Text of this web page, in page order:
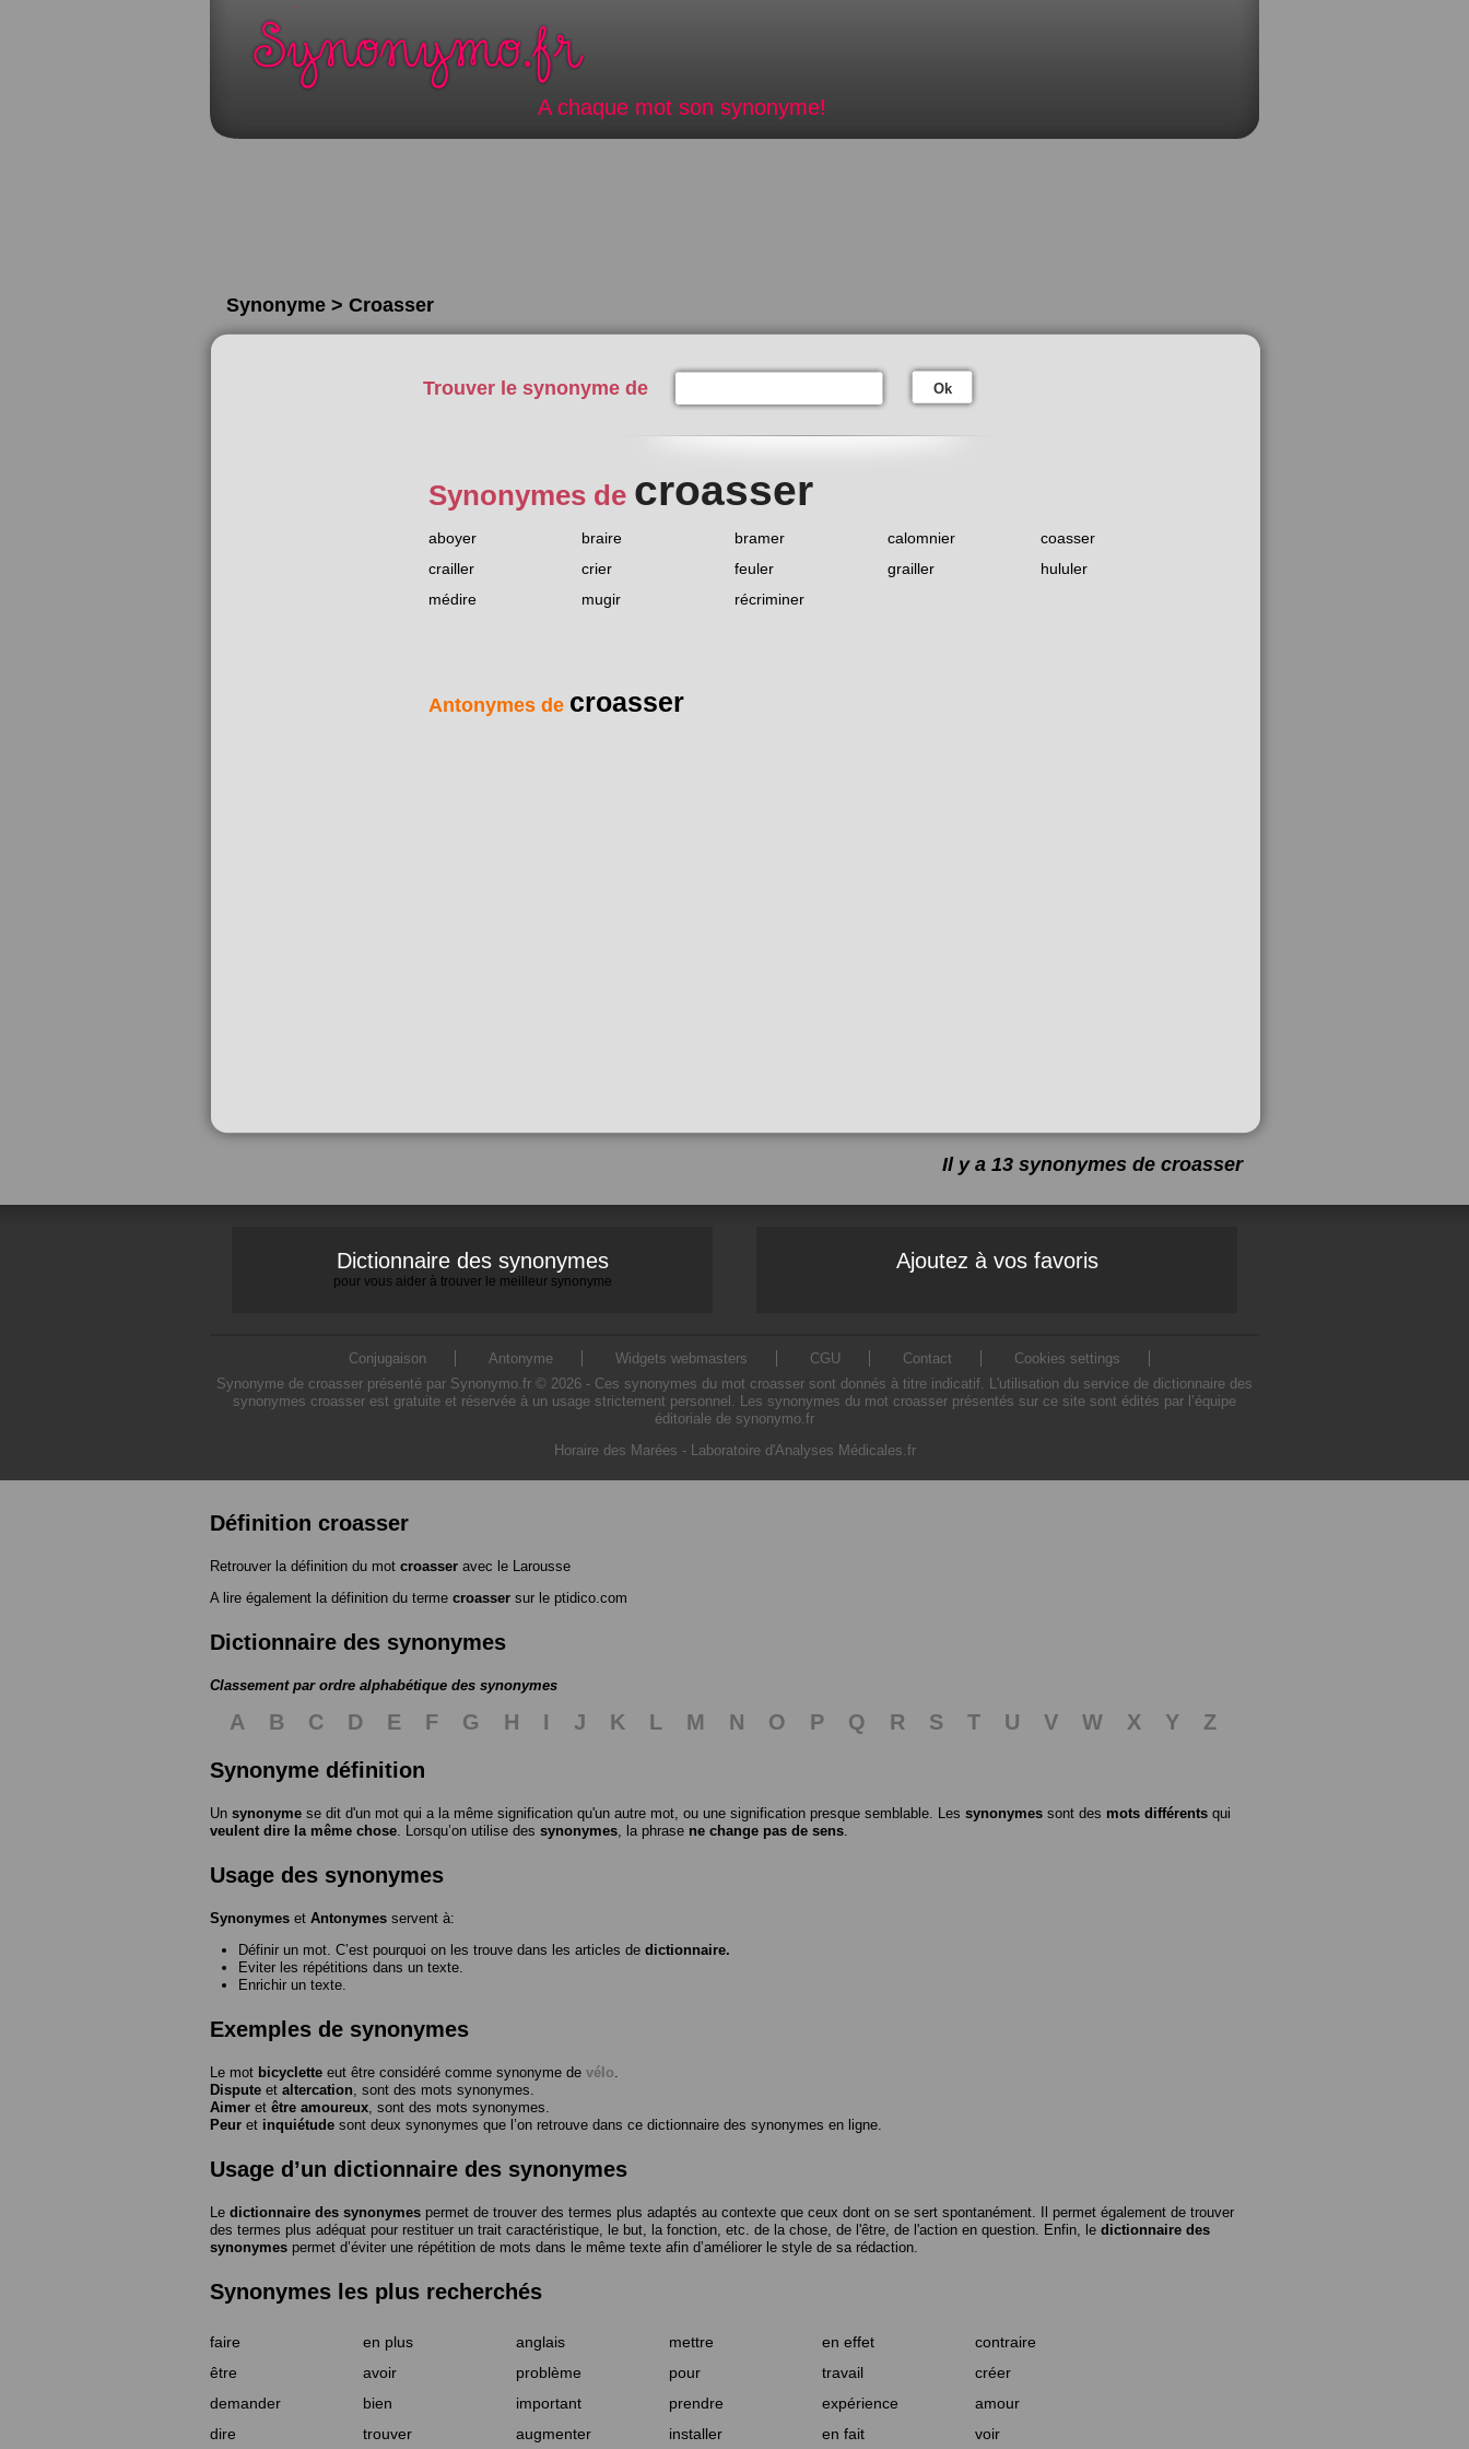
A chaque mot son synonyme!
Synonyme > Croasser
Trouver le synonyme de Ok
Synonymes de croasser
aboyer braire bramer calomnier
coasser
crailler
crier feuler grailler
hululer
médire
mugir récriminer
Antonymes de croasser
Il y a 13 synonymes de croasser
Dictionnaire des synonymes
pour vous aider à trouver le meilleur synonyme
Ajoutez à vos favoris
Conjugaison Antonyme Widgets webmasters CGU Contact
Cookies settings
Synonyme de croasser présenté par Synonymo.fr © 2026 - Ces synonymes du mot croasser sont donnés à titre indicatif. L'utilisation du service de dictionnaire des
synonymes croasser est gratuite et réservée à un usage strictement personnel. Les synonymes du mot croasser présentés sur ce site sont édités par l’équipe
éditoriale de synonymo.fr
Horaire des Marées - Laboratoire d'Analyses Médicales.fr
Définition croasser
Retrouver la définition du mot croasser avec le Larousse
A lire également la définition du terme croasser sur le ptidico.com
Dictionnaire des synonymes
Classement par ordre alphabétique des synonymes
A B C D E F G H I J K L M N O P Q R S T U V W X Y
Z
Synonyme définition
Un synonyme se dit d'un mot qui a la même signification qu'un autre mot, ou une signification presque semblable. Les synonymes sont des mots différents qui
veulent dire la même chose . Lorsqu’on utilise des synonymes , la phrase ne change pas de sens
Usage des synonymes
Synonymes et Antonymes servent à:
Définir un mot. C’est pourquoi on les trouve dans les articles de dictionnaire.
Eviter les répétitions dans un texte.
Enrichir un texte.
Exemples de synonymes
Le mot bicyclette eut être considéré comme synonyme de vélo
Dispute et altercation , sont des mots synonymes.
Aimer et être amoureux , sont des mots synonymes.
Peur et inquiétude sont deux synonymes que l’on retrouve dans ce dictionnaire des synonymes en ligne.
Usage d’un dictionnaire des synonymes
Le dictionnaire des synonymes permet de trouver des termes plus adaptés au contexte que ceux dont on se sert spontanément. Il permet également de trouver
des termes plus adéquat pour restituer un trait caractéristique, le but, la fonction, etc. de la chose, de l'être, de l'action en question. Enfin, le dictionnaire des
synonymes permet d’éviter une répétition de mots dans le même texte afin d’améliorer le style de sa rédaction.
Synonymes les plus recherchés
faire en plus anglais mettre en effet
contraire
être
avoir problème pour travail
créer
demander
bien important prendre expérience
amour
dire
trouver augmenter installer en fait voir